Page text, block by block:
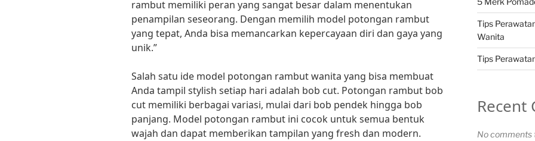
rambut memiliki peran yang sangat besar dalam menentukan
penampilan seseorang. Dengan memilih model potongan rambut
yang tepat, Anda bisa memancarkan kepercayaan diri dan gaya yang
unik.”
Salah satu ide model potongan rambut wanita yang bisa membuat
Anda tampil stylish setiap hari adalah bob cut. Potongan rambut bob
cut memiliki berbagai variasi, mulai dari bob pendek hingga bob
panjang. Model potongan rambut ini cocok untuk semua bentuk
wajah dan dapat memberikan tampilan yang fresh dan modern.
Tips
Wanita
Tips
Recent
No comments